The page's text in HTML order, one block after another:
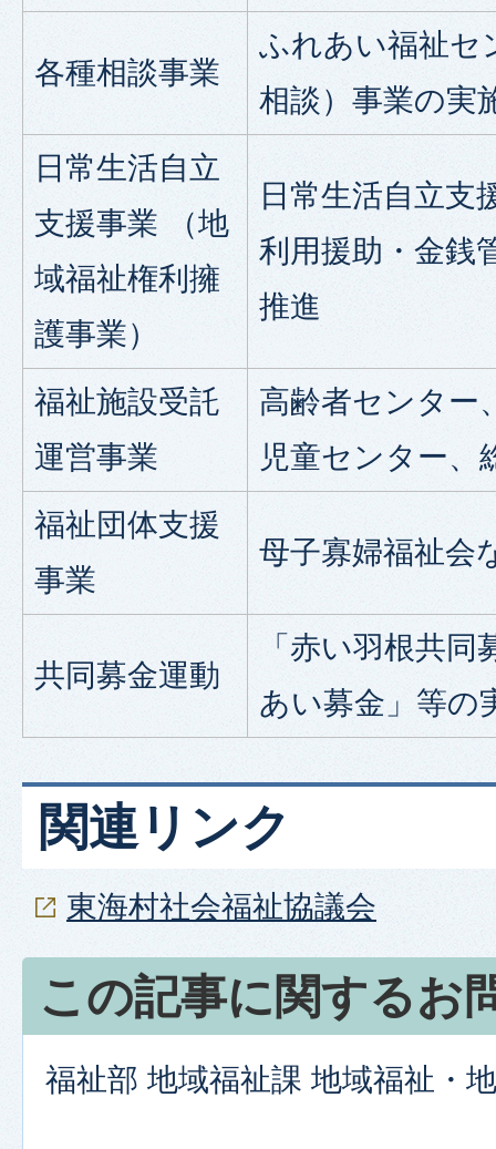
各種相談事業
ふれあい福祉セ
相談）事業の実
日常生活自立
支援事業 （地
域福祉権利擁
護事業）
日常生活自立支
利用援助・金銭
推進
福祉施設受託
運営事業
高齢者センター
児童センター、
福祉団体支援
事業
母子寡婦福祉会
共同募金運動
「赤い羽根共
あい募金」等の
関連リンク
東海村社会福祉協議会
この記事に関するお
福祉部 地域福祉課 地域福祉・